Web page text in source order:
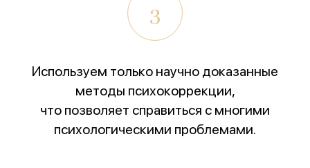
3
Используем только научно доказанные
методы психокоррекции,
что позволяет справиться с многими
психологическими проблемами.